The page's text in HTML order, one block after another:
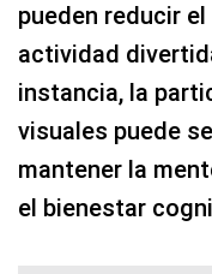
pueden reducir
actividad
instancia, la
visuales puede
mantener la
el bienestar